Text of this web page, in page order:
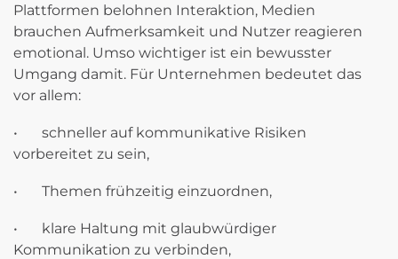
Plattformen belohnen Interaktion, Medien
brauchen Aufmerksamkeit und Nutzer reagieren
emotional. Umso wichtiger ist ein bewusster
Umgang damit. Für Unternehmen bedeutet das
vor allem:
•
schneller auf kommunikative Risiken
vorbereitet zu sein,
• Themen frühzeitig einzuordnen,
•
klare Haltung mit glaubwürdiger
Kommunikation zu verbinden,